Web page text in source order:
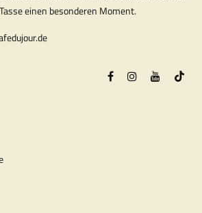
einen besonderen Moment.